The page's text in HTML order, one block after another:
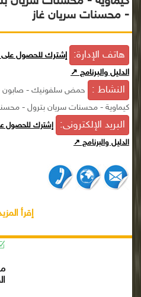
- محسنات سريان غاز
هاتف الإدارة: إشترك للحصول على
الدليل والبرنامج ↗
النشاط :
حمض سلفونيك - صابون
كيماوية - محسنات سريان بترول -
البريد الإلكترونى: إشترك للحصول
الدليل والبرنامج ↗
إقرأ